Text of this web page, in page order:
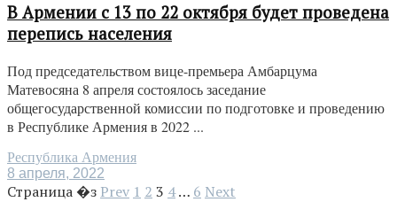
В Армении с 13 по 22 октября будет проведена
перепись населения
Под председательством вице-премьера Амбарцума
Матевосяна 8 апреля состоялось заседание
общегосударственной комиссии по подготовке и проведению
в Республике Армения в 2022 ...
Республика Армения
8 апреля, 2022
Страница �з Prev 1 2 3 4… 6 Next